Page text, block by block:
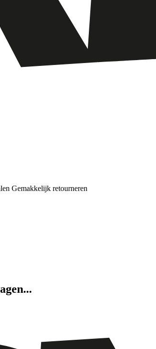
Gemakkelijk retourneren